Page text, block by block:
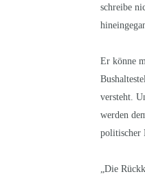
schreibe
Er könne
versteht.
werden
politischer
„Die